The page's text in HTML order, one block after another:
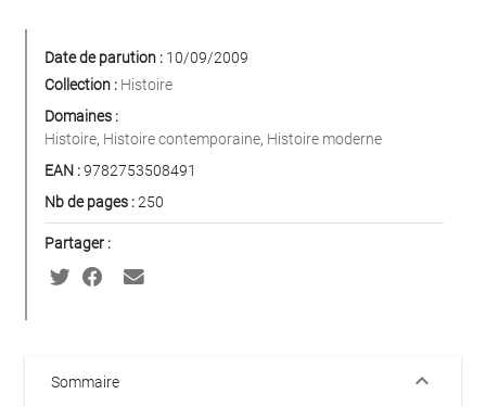
Date de parution : 10/09/2009
Collection : Histoire
Domaines :
Histoire, Histoire contemporaine, Histoire moderne
EAN :9782753508491
Nb de pages :250
Partager :
Sommaire keyboard_arrow_down